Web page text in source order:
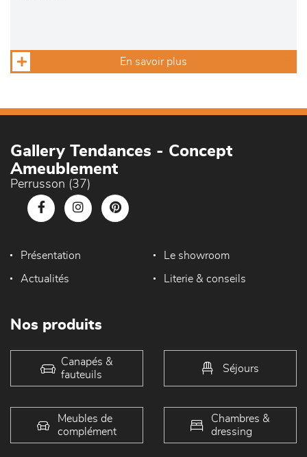
En savoir plus
Gallery Tendances - Concept
Ameublement
Perrusson (37)
Présentation Le showroom
Actualités Literie & conseils
Nos produits
Canapés &
fauteuils
Séjours
Meubles de
complément
Chambres &
dressing